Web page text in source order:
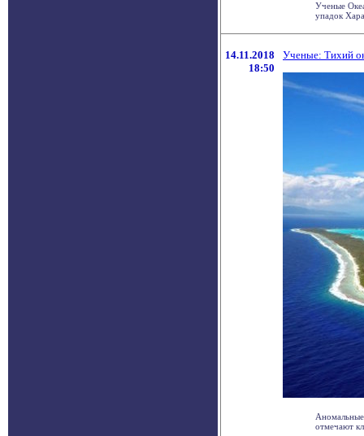
Ученые
упадок
14.11.2018
18:50
Ученые: Тихий
Аномальные
отмечают